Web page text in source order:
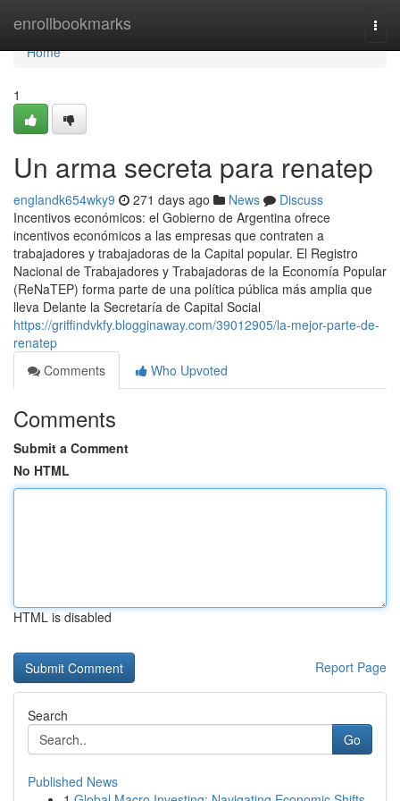
enrollbookmarks
Home
Home
1
Un arma secreta para renatep
englandk654wky9 271 days ago News
Discuss
Incentivos económicos: el Gobierno de Argentina ofrece
incentivos económicos a las empresas que contraten a
trabajadores y trabajadoras de la Capital popular. El Registro
Nacional de Trabajadores y Trabajadoras de la Economía Popular
(ReNaTEP) forma parte de una política pública más amplia que
lleva Delante la Secretaría de Capital Social
https://griffindvkfy.blogginaway.com/39012905/la-mejor-parte-de-
renatep
Comments
Who Upvoted
Comments
Submit a Comment
No HTML
HTML is disabled
Report Page
Search
Go
Published News